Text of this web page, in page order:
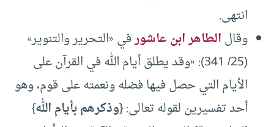
انتهى.
وقالالطاهر ابن عاشورفي «التحرير والتنوير»
(25/ 341): «وقد يطلق أيام الله في القرآن على
الأيام التي حصل فيها فضله ونعمته على قوم، وهو
أحد تفسيرين لقوله تعالى: ‌{وذكرهم ‌بأيام ‌الله}